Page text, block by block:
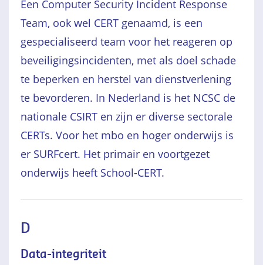
Een Computer Security Incident Response
Team, ook wel CERT genaamd, is een
gespecia­liseerd team voor het reageren op
beveiligingsincidenten, met als doel schade
te beperken en herstel van dienstverlening
te bevorderen. In Nederland is het NCSC de
nationale CSIRT en zijn er diverse sectorale
CERTs. Voor het mbo en hoger onderwijs is
er SURFcert. Het primair en voortgezet
onderwijs heeft School-CERT.
D
Data-integriteit